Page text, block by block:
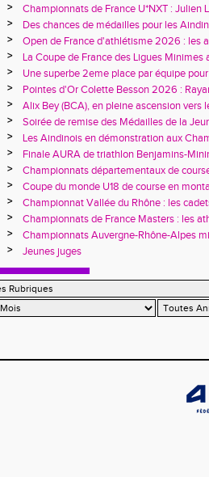
>
Championnats de France U*NXT : Julien
jeunesse aindinoise confirme son talent
>
Des chances de médailles pour les
France Avenir à Charléty
>
Open de France d'athlétisme 2026 : les
rendez-vous à Blois
>
La Coupe de France des Ligues Minimes
riche en enseignements
>
Une superbe 2eme place par équipe
Trophée des Alpes à Belley
>
Pointes d'Or Colette Besson 2026 :
>
Alix Bey (BCA), en pleine ascension vers
>
Soirée de remise des Médailles de la
l'Engagement Associatif
>
Les Aindinois en démonstration aux
Rhône-Alpes avant les France
>
Finale AURA de triathlon Benjamins-
>
Championnats départementaux de
>
Coupe du monde U18 de course en
(Italie).
>
Championnat Vallée du Rhône : les
à Vénissieux
>
Championnats de France Masters : les
brillent à Épinal
>
Championnats Auvergne-Rhône-Alpes
Pontcharra avec sept titres régionaux
> Jeunes juges